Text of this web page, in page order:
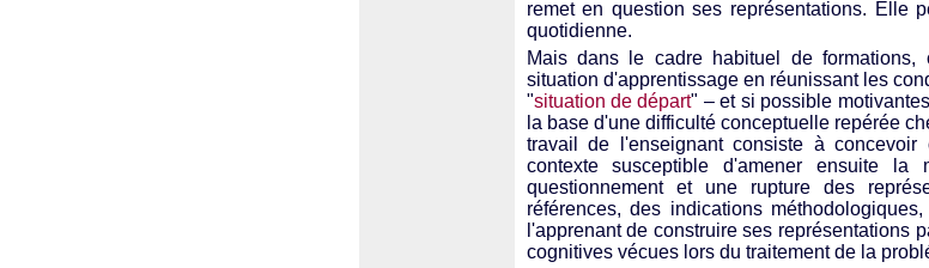
remet en question ses représentations. Elle
quotidienne.
Mais dans le cadre habituel de formations,
situation d'apprentissage en réunissant les
"situation de départ" – et si possible
la base d'une difficulté conceptuelle repérée
travail de l'enseignant consiste à
contexte susceptible d'amener ensuite la
questionnement et une rupture des
références, des indications
l'apprenant de construire ses représentations
cognitives vécues lors du traitement de la